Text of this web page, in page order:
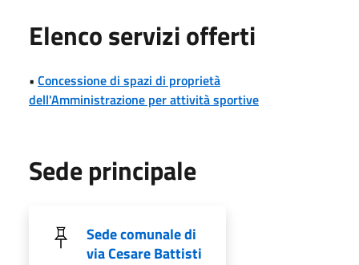
Elenco servizi offerti
• Concessione di spazi di proprietà
dell'Amministrazione per attività sportive
Sede principale
Sede comunale di
via Cesare Battisti